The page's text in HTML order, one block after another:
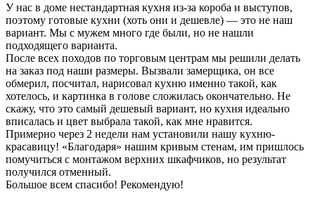
У нас в доме нестандартная кухня из-за короба и выступов,
поэтому готовые кухни (хоть они и дешевле) — это не наш
вариант. Мы с мужем много где были, но не нашли
подходящего варианта.
После всех походов по торговым центрам мы решили делать
на заказ под наши размеры. Вызвали замерщика, он все
обмерил, посчитал, нарисовал кухню именно такой, как
хотелось, и картинка в голове сложилась окончательно. Не
скажу, что это самый дешевый вариант, но кухня идеально
вписалась и цвет выбрала такой, как мне нравится.
Примерно через 2 недели нам установили нашу кухню-
красавицу! «Благодаря» нашим кривым стенам, им пришлось
помучиться с монтажом верхних шкафчиков, но результат
получился отменный.
Большое всем спасибо! Рекомендую!